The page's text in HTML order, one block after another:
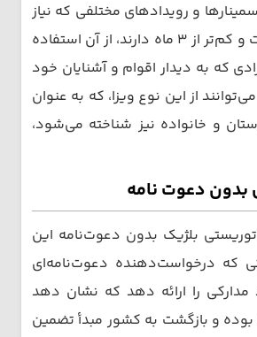
و رویدادهای مختلفی که نیاز
به ویزای کوتاه‌مدت و کم‌تر از ۳ ماه دارند، از آن استفاده
که به دیدار اقوام و آشنایان خود
از این نوع ویزا، که به عنوان
و خانواده نیز شناخته می‌شود،
بدون دعوت‌ نامه
بلژیک بدون دعوت‌نامه این
که درخواست‌دهنده دعوت‌نامه‌ای
مدارکی را ارائه دهد که نشان دهد
و بازگشت به کشور مبدأ تضمین